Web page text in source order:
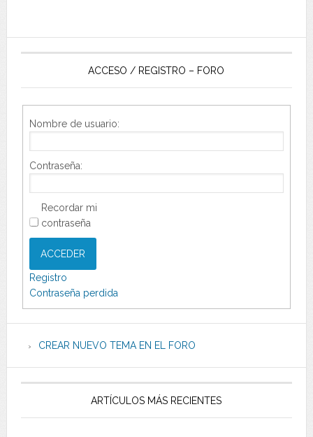
ACCESO / REGISTRO – FORO
Nombre de usuario:
Contraseña:
Recordar mi
contraseña
ACCEDER
Registro
Contraseña perdida
CREAR NUEVO TEMA EN EL FORO
ARTÍCULOS MÁS RECIENTES